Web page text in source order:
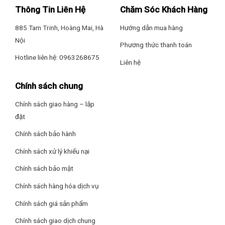
Bơm trợ lực vận hành siêu êm
Nếu khu vực bạn đang sinh sống có nguồn nước yếu thì
chiếc máy nước nóng trực tiếp Electrolux 4500W EWE451LB-
giọt, không liên tục gây khó chịu nhờ được tích hợp bơm trợ
lực vận hành siêu êm, ít gây tiếng ồn.
Thông Tin Liên Hệ
885 Tam Trinh, Hoàng Mai, Hà
Nội
Hotline liên hệ: 0963268675
Chăm Sóc Khách Hàng
Hướng dẫn mua hàng
Phương thức thanh toán
Liên hệ
Chính sách chung
Chính sách giao hàng – lắp
đặt
Chính sách bảo hành
Chính sách xử lý khiếu nại
Chính sách bảo mật
Chính sách hàng hóa dịch vụ
Chính sách giá sản phẩm
Chính sách giao dịch chung